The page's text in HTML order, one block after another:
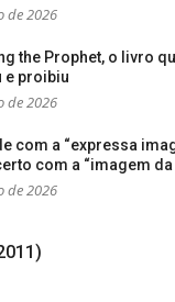
de 2026
the Prophet, o livro
e proibiu
de 2026
com a “expressa
com a “imagem da
de 2026